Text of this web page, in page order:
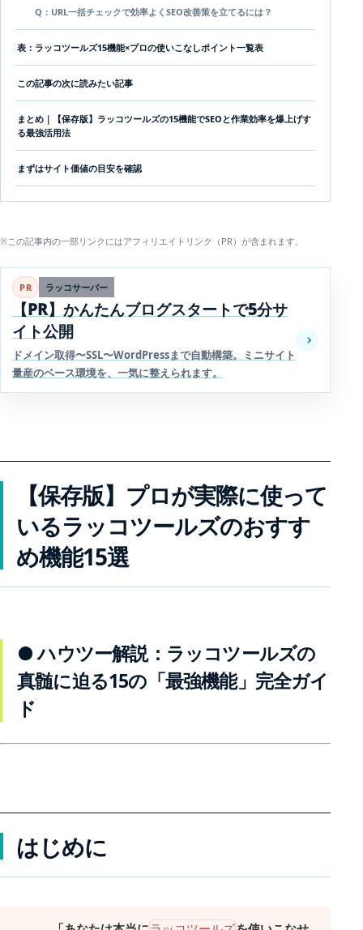
Q：URL一括チェックで効率よくSEO改善策を立てるには？
表：ラッコツールズ15機能×プロの使いこなしポイント一覧表
この記事の次に読みたい記事
まとめ｜【保存版】ラッコツールズの15機能でSEOと作業効率を爆上げす
る最強活用法
まずはサイト価値の目安を確認
※この記事内の一部リンクにはアフィリエイトリンク（PR）が含まれます。
PR ラッコサーバー
【PR】かんたんブログスタートで5分サ
イト公開
ドメイン取得〜SSL〜WordPressまで自動構築。ミニサイト
量産のベース環境を、一気に整えられます。
【保存版】プロが実際に使って
いるラッコツールズのおすす
め機能15選
● ハウツー解説：ラッコツールズの
真髄に迫る15の「最強機能」完全ガイ
ド
はじめに